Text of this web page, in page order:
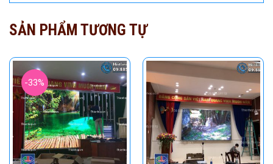
rẻ trong nhàhãy liên hệ với Thiên Hợp để được tư vấn
thêm về kỹ thuật và các lưu ý khi dùng.
☎Hotline:0988.591.119– Mr Thắng
?Zalo:
0972.013.892
?Website:Thienhop.com/ Thienhop.vn
SẢN PHẨM TƯƠNG TỰ